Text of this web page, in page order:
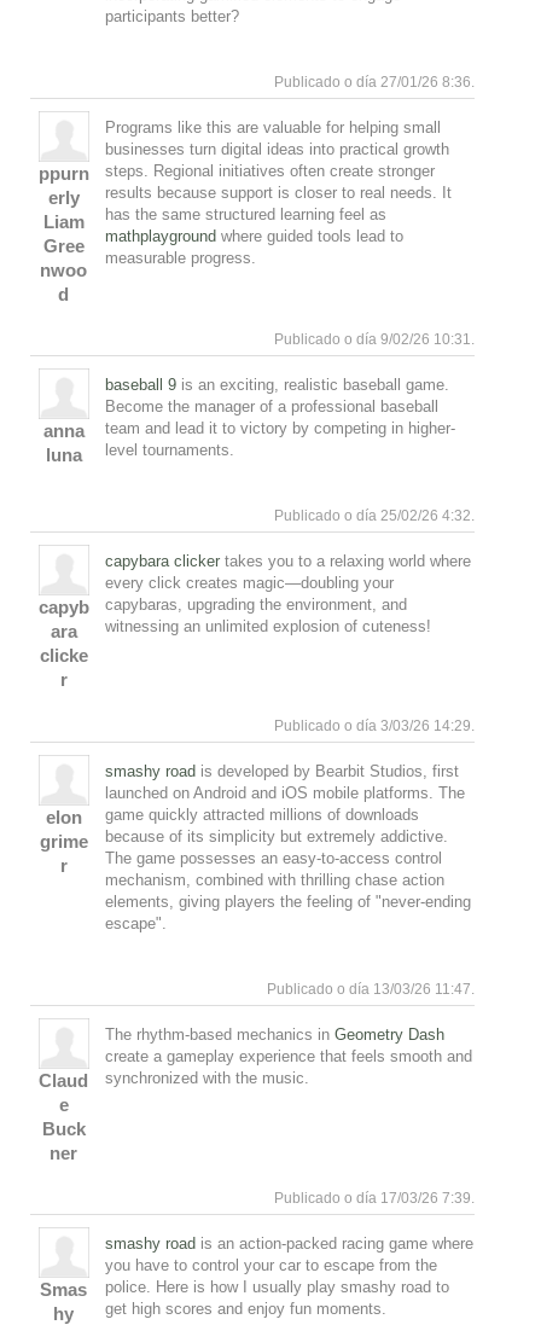
participants better?
Publicado o día 27/01/26 8:36.
ppurn
erly
Liam
Gree
nwoo
d
Programs like this are valuable for helping small
businesses turn digital ideas into practical growth
steps. Regional initiatives often create stronger
results because support is closer to real needs. It
has the same structured learning feel as
mathplayground where guided tools lead to
measurable progress.
Publicado o día 9/02/26 10:31.
anna
luna
baseball 9is an exciting, realistic baseball game.
Become the manager of a professional baseball
team and lead it to victory by competing in higher-
level tournaments.
Publicado o día 25/02/26 4:32.
capyb
ara
clicke
r
capybara clickertakes you to a relaxing world where
every click creates magic—doubling your
capybaras, upgrading the environment, and
witnessing an unlimited explosion of cuteness!
Publicado o día 3/03/26 14:29.
elon
grime
r
smashy roadis developed by Bearbit Studios, first
launched on Android and iOS mobile platforms. The
game quickly attracted millions of downloads
because of its simplicity but extremely addictive.
The game possesses an easy-to-access control
mechanism, combined with thrilling chase action
elements, giving players the feeling of "never-ending
escape".
Publicado o día 13/03/26 11:47.
Claud
e
Buck
ner
The rhythm-based mechanics in Geometry Dash
create a gameplay experience that feels smooth and
synchronized with the music.
Publicado o día 17/03/26 7:39.
Smas
hy
smashy road is an action-packed racing game where
you have to control your car to escape from the
police. Here is how I usually play smashy road to
get high scores and enjoy fun moments.